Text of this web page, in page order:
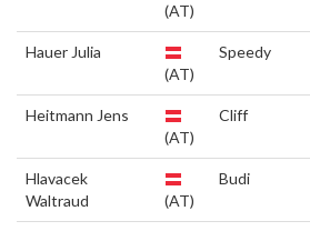
(AT)
Hauer Julia
(AT)
Speedy
Heitmann Jens
(AT)
Cliff
Hlavacek
Waltraud
(AT)
Budi